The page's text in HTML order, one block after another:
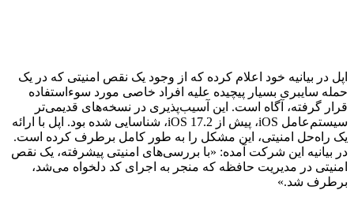
اپل در بیانیه‌ خود اعلام کرده که از وجود یک نقص امنیتی که در یک
حمله سایبری بسیار پیچیده علیه افراد خاصی مورد سوءاستفاده
قرار گرفته، آگاه است. این آسیب‌پذیری در نسخه‌های قدیمی‌تر
سیستم‌عامل iOS، پیش از iOS 17.2، شناسایی شده بود. اپل با ارائه
یک راه‌حل امنیتی، این مشکل را به طور کامل برطرف کرده است.
در بیانیه این شرکت آمده: «با بررسی‌های امنیتی پیشرفته، یک نقص
امنیتی در مدیریت حافظه که منجر به اجرای کد دلخواه می‌شد،
برطرف شد.»